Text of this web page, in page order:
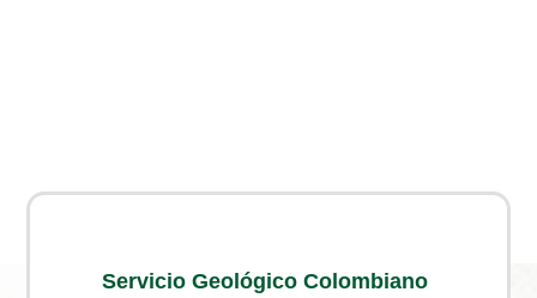
Servicio Geológico Colombiano